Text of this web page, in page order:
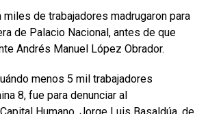
miles de trabajadores madrugaron para
de Palacio Nacional, antes de que
Andrés Manuel López Obrador.
menos 5 mil trabajadores
8, fue para denunciar al
Humano, Jorge Luis Basaldúa, de